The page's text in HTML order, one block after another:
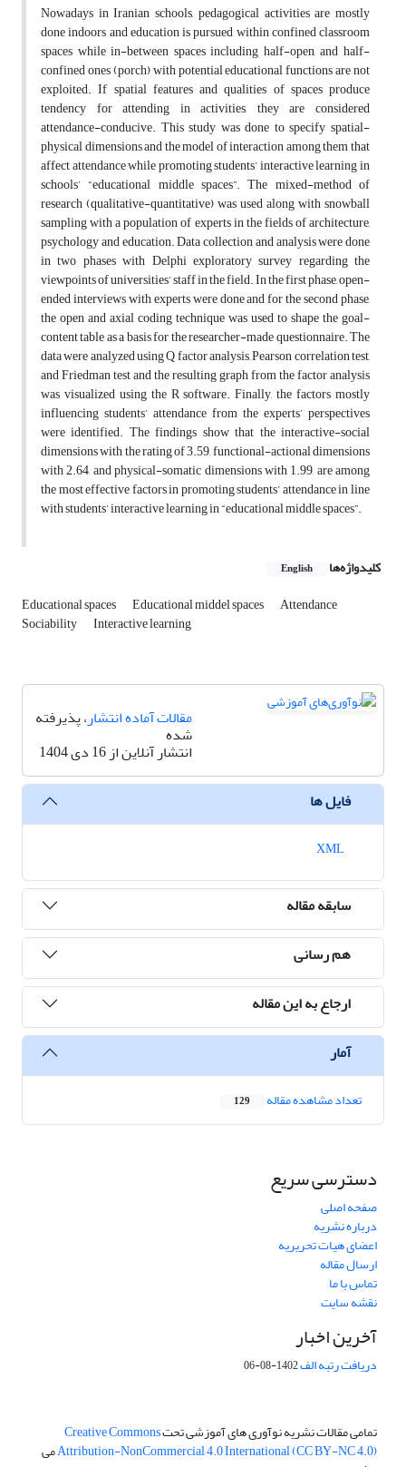
Nowadays in Iranian schools, pedagogical activities are mostly
done indoors and education is pursued within confined classroom
spaces while in-between spaces including half-open, and half-
confined ones (porch) with potential educational functions are not
exploited. If spatial features and qualities of spaces produce
tendency for attending in activities, they are considered
attendance-conducive. This study was done to specify spatial-
physical dimensions and the model of interaction among them that
affect attendance while promoting students’ interactive learning in
schools’ “educational middle spaces”. The mixed-method of
research (qualitative-quantitative) was used along with snowball
sampling with a population of experts in the fields of architecture,
psychology and education. Data collection and analysis were done
in two phases with Delphi exploratory survey regarding the
viewpoints of universities’ staff in the field. In the first phase, open-
ended interviews with experts were done and for the second phase,
the open and axial coding technique was used to shape the goal-
content table as a basis for the researcher-made questionnaire. The
data were analyzed using Q factor analysis, Pearson correlation test,
and Friedman test and the resulting graph from the factor analysis
was visualized using the R software. Finally, the factors mostly
influencing students’ attendance from the experts’ perspectives
were identified. The findings show that the interactive-social
dimensions with the rating of 3.59, functional-actional dimensions
with 2.64, and physical-somatic dimensions with 1.99, are among
the most effective factors in promoting students’ attendance in line
with students’ interactive learning in “educational middle spaces”.
کلیدواژه‌ها English
Educational spaces Educational middel spaces Attendance
Sociability Interactive learning
مقالات آماده انتشار، پذیرفته
شده
انتشار آنلاین از 16 دی 1404
فایل ها
سابقه مقاله
هم رسانی
ارجاع به این مقاله
آمار
تعداد مشاهده مقاله 129
دسترسی سریع
صفحه اصلی
درباره نشریه
اعضای هیات تحریریه
ارسال مقاله
تماس با ما
نقشه سایت
آخرین اخبار
دریافت رتبه الف1402-08-06
تمامی مقالات نشریه نوآوری های آموزشی تحتCreative Commons
Attribution-NonCommercial 4.0 International (CC BY-NC 4.0)می